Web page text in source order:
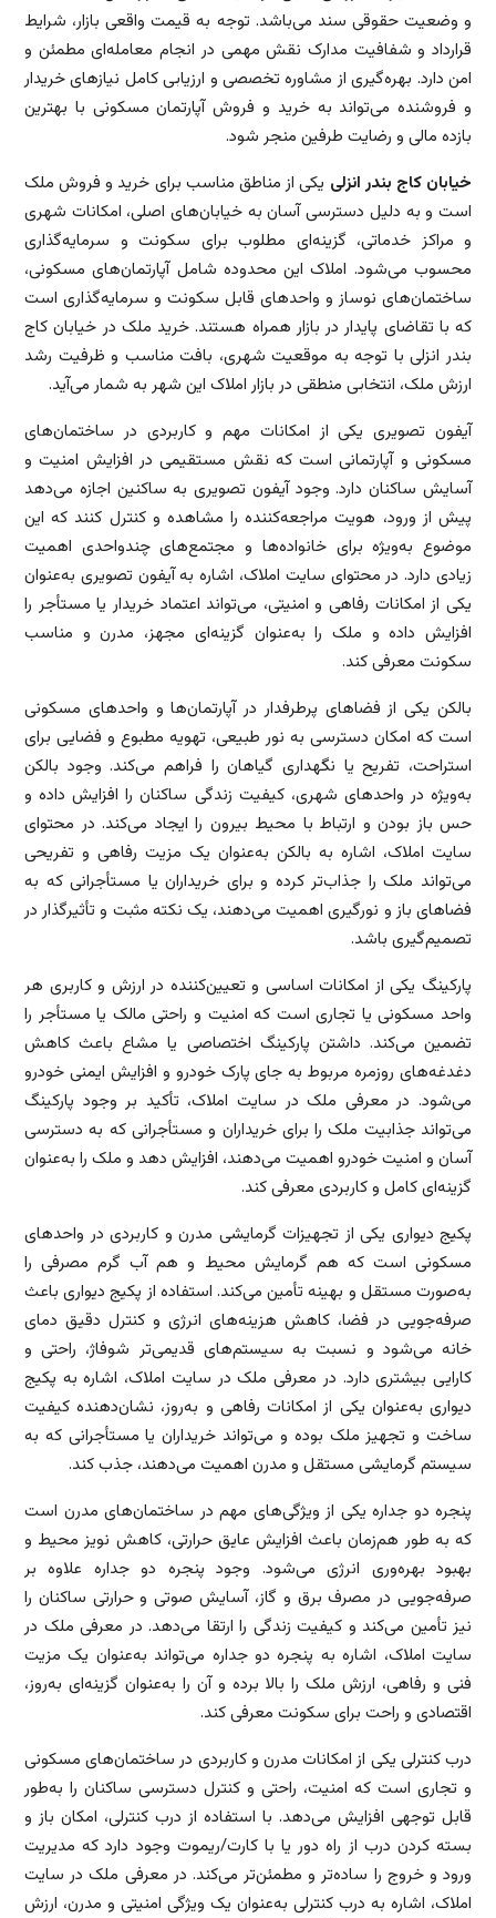
و وضعیت حقوقی سند می‌باشد. توجه به قیمت واقعی بازار، شرایط
قرارداد و شفافیت مدارک نقش مهمی در انجام معامله‌ای مطمئن و
امن دارد. بهره‌گیری از مشاوره تخصصی و ارزیابی کامل نیازهای خریدار
و فروشنده می‌تواند به خرید و فروش آپارتمان مسکونی با بهترین
بازده مالی و رضایت طرفین منجر شود.
خیابان کاج بندر انزلی یکی از مناطق مناسب برای خرید و فروش ملک
است و به دلیل دسترسی آسان به خیابان‌های اصلی، امکانات شهری
و مراکز خدماتی، گزینه‌ای مطلوب برای سکونت و سرمایه‌گذاری
محسوب می‌شود. املاک این محدوده شامل آپارتمان‌های مسکونی،
ساختمان‌های نوساز و واحدهای قابل سکونت و سرمایه‌گذاری است
که با تقاضای پایدار در بازار همراه هستند. خرید ملک در خیابان کاج
بندر انزلی با توجه به موقعیت شهری، بافت مناسب و ظرفیت رشد
ارزش ملک، انتخابی منطقی در بازار املاک این شهر به شمار می‌آید.
آیفون تصویری یکی از امکانات مهم و کاربردی در ساختمان‌های
مسکونی و آپارتمانی است که نقش مستقیمی در افزایش امنیت و
آسایش ساکنان دارد. وجود آیفون تصویری به ساکنین اجازه می‌دهد
پیش از ورود، هویت مراجعه‌کننده را مشاهده و کنترل کنند که این
موضوع به‌ویژه برای خانواده‌ها و مجتمع‌های چندواحدی اهمیت
زیادی دارد. در محتوای سایت املاک، اشاره به آیفون تصویری به‌عنوان
یکی از امکانات رفاهی و امنیتی، می‌تواند اعتماد خریدار یا مستأجر را
افزایش داده و ملک را به‌عنوان گزینه‌ای مجهز، مدرن و مناسب
سکونت معرفی کند.
بالکن یکی از فضاهای پرطرفدار در آپارتمان‌ها و واحدهای مسکونی
است که امکان دسترسی به نور طبیعی، تهویه مطبوع و فضایی برای
استراحت، تفریح یا نگهداری گیاهان را فراهم می‌کند. وجود بالکن
به‌ویژه در واحدهای شهری، کیفیت زندگی ساکنان را افزایش داده و
حس باز بودن و ارتباط با محیط بیرون را ایجاد می‌کند. در محتوای
سایت املاک، اشاره به بالکن به‌عنوان یک مزیت رفاهی و تفریحی
می‌تواند ملک را جذاب‌تر کرده و برای خریداران یا مستأجرانی که به
فضاهای باز و نورگیری اهمیت می‌دهند، یک نکته مثبت و تأثیرگذار در
تصمیم‌گیری باشد.
پارکینگ یکی از امکانات اساسی و تعیین‌کننده در ارزش و کاربری هر
واحد مسکونی یا تجاری است که امنیت و راحتی مالک یا مستأجر را
تضمین می‌کند. داشتن پارکینگ اختصاصی یا مشاع باعث کاهش
دغدغه‌های روزمره مربوط به جای پارک خودرو و افزایش ایمنی خودرو
می‌شود. در معرفی ملک در سایت املاک، تأکید بر وجود پارکینگ
می‌تواند جذابیت ملک را برای خریداران و مستأجرانی که به دسترسی
آسان و امنیت خودرو اهمیت می‌دهند، افزایش دهد و ملک را به‌عنوان
گزینه‌ای کامل و کاربردی معرفی کند.
پکیج دیواری یکی از تجهیزات گرمایشی مدرن و کاربردی در واحدهای
مسکونی است که هم گرمایش محیط و هم آب گرم مصرفی را
به‌صورت مستقل و بهینه تأمین می‌کند. استفاده از پکیج دیواری باعث
صرفه‌جویی در فضا، کاهش هزینه‌های انرژی و کنترل دقیق دمای
خانه می‌شود و نسبت به سیستم‌های قدیمی‌تر شوفاژ، راحتی و
کارایی بیشتری دارد. در معرفی ملک در سایت املاک، اشاره به پکیج
دیواری به‌عنوان یکی از امکانات رفاهی و به‌روز، نشان‌دهنده کیفیت
ساخت و تجهیز ملک بوده و می‌تواند خریداران یا مستأجرانی که به
سیستم گرمایشی مستقل و مدرن اهمیت می‌دهند، جذب کند.
پنجره دو جداره یکی از ویژگی‌های مهم در ساختمان‌های مدرن است
که به طور هم‌زمان باعث افزایش عایق حرارتی، کاهش نویز محیط و
بهبود بهره‌وری انرژی می‌شود. وجود پنجره دو جداره علاوه بر
صرفه‌جویی در مصرف برق و گاز، آسایش صوتی و حرارتی ساکنان را
نیز تأمین می‌کند و کیفیت زندگی را ارتقا می‌دهد. در معرفی ملک در
سایت املاک، اشاره به پنجره دو جداره می‌تواند به‌عنوان یک مزیت
فنی و رفاهی، ارزش ملک را بالا برده و آن را به‌عنوان گزینه‌ای به‌روز،
اقتصادی و راحت برای سکونت معرفی کند.
درب کنترلی یکی از امکانات مدرن و کاربردی در ساختمان‌های مسکونی
و تجاری است که امنیت، راحتی و کنترل دسترسی ساکنان را به‌طور
قابل توجهی افزایش می‌دهد. با استفاده از درب کنترلی، امکان باز و
بسته کردن درب از راه دور یا با کارت/ریموت وجود دارد که مدیریت
ورود و خروج را ساده‌تر و مطمئن‌تر می‌کند. در معرفی ملک در سایت
املاک، اشاره به درب کنترلی به‌عنوان یک ویژگی امنیتی و مدرن، ارزش